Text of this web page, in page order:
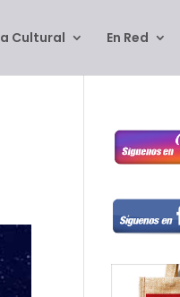
Cultural En Red